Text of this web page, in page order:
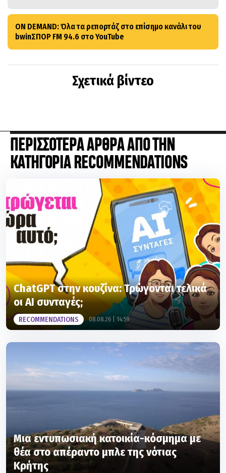
ON DEMAND: Όλα τα ρεπορτάζ στο επίσημο κανάλι του
bwinΣΠΟΡ FM 94.6 στο YouTube
Σχετικά βίντεο
ΠΕΡΙΣΣΟΤΕΡΑ ΑΡΘΡΑ ΑΠΟ ΤΗΝ
ΚΑΤΗΓΟΡΙΑ RECOMMENDATIONS
ChatGPT στην κουζίνα: Τρώγονται τελικά
οι AI συνταγές;
RECOMMENDATIONS 08.08.26 | 14:59
Μια εντυπωσιακή κατοικία-κόσμημα με
θέα στο απέραντο μπλε της νότιας
Κρήτης